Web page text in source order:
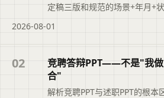
定稿三版和规范的场景+年月+
2026-08-01
02
竞聘答辩PPT——不是"我
合"
解析竞聘PPT与述职PPT的根